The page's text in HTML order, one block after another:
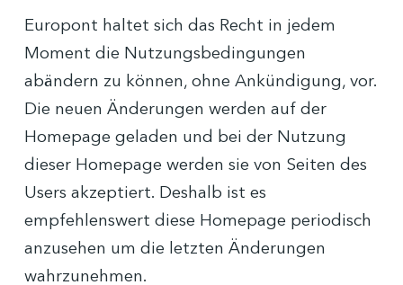
Europont haltet sich das Recht in jedem
Moment die Nutzungsbedingungen
abändern zu können, ohne Ankündigung, vor.
Die neuen Änderungen werden auf der
Homepage geladen und bei der Nutzung
dieser Homepage werden sie von Seiten des
Users akzeptiert. Deshalb ist es
empfehlenswert diese Homepage periodisch
anzusehen um die letzten Änderungen
wahrzunehmen.